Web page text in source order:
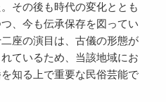
その後も時代の変化ととも
、今も伝承保存を図ってい
座の演目は、古儀の形態が
ているため、当該地域にお
知る上で重要な民俗芸能で